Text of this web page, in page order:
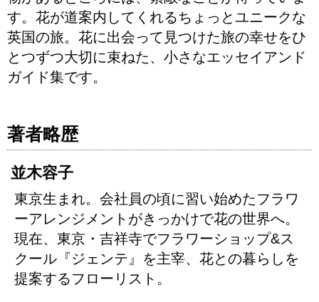
す。花が道案内してくれるちょっとユニークな
英国の旅。花に出会って見つけた旅の幸せをひ
とつずつ大切に束ねた、小さなエッセイアンド
ガイド集です。
著者略歴
並木容子
東京生まれ。会社員の頃に習い始めたフラワ
ーアレンジメントがきっかけで花の世界へ。
現在、東京・吉祥寺でフラワーショップ&ス
クール『ジェンテ』を主宰、花との暮らしを
提案するフローリスト。